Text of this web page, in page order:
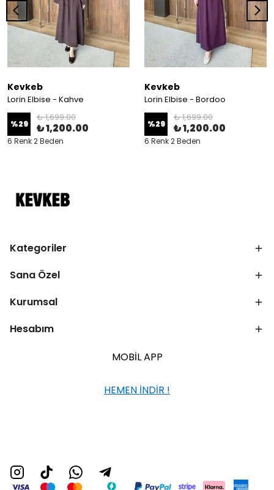
Kevkeb
Lorin Elbise - Kahve
%29
₺ 1,699.00
₺ 1,200.00
6 Renk 2 Beden
Kevkeb
Lorin Elbise - Bordoo
%29
₺ 1,699.00
₺ 1,200.00
6 Renk 2 Beden
Kategoriler
Sana Özel
Kurumsal
Hesabım
MOBİL APP
HEMEN İNDİR !